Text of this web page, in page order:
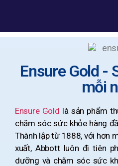
Ensure Gold -
mỗi
Ensure Gold là sản phẩm
chăm sóc sức khỏe hàng
Thành lập từ 1888, với hơn
xuất, Abbott luôn đi tiên
dưỡng và chăm sóc sức